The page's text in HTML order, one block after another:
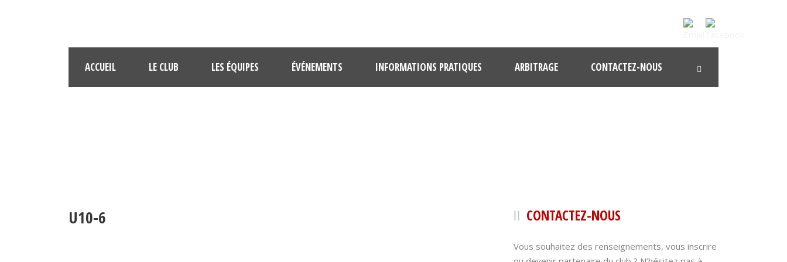
ACCUEIL LE CLUB LES ÉQUIPES ÉVÉNEMENTS INFORMATIONS PRATIQUES ARBITRAGE CONTACTEZ-NOUS
U10-6 CONTACTEZ-NOUS
Vous souhaitez des renseignements, vous inscrire